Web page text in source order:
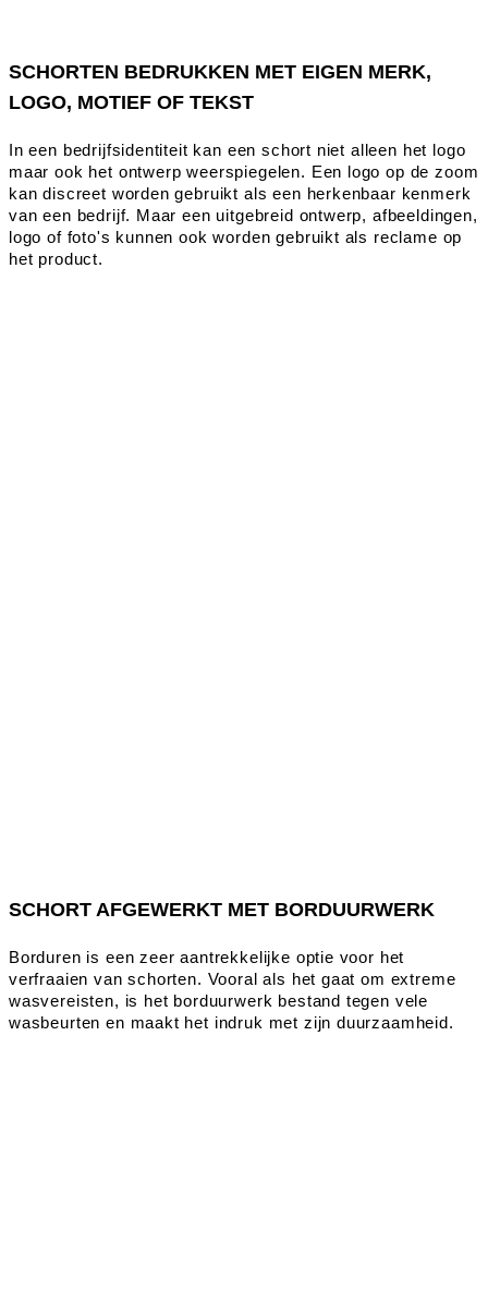
SCHORTEN BEDRUKKEN MET EIGEN MERK,
LOGO, MOTIEF OF TEKST
In een bedrijfsidentiteit kan een schort niet alleen het logo
maar ook het ontwerp weerspiegelen. Een logo op de zoom
kan discreet worden gebruikt als een herkenbaar kenmerk
van een bedrijf. Maar een uitgebreid ontwerp, afbeeldingen,
logo of foto's kunnen ook worden gebruikt als reclame op
het product.
SCHORT AFGEWERKT MET BORDUURWERK
Borduren is een zeer aantrekkelijke optie voor het
verfraaien van schorten. Vooral als het gaat om extreme
wasvereisten, is het borduurwerk bestand tegen vele
wasbeurten en maakt het indruk met zijn duurzaamheid.